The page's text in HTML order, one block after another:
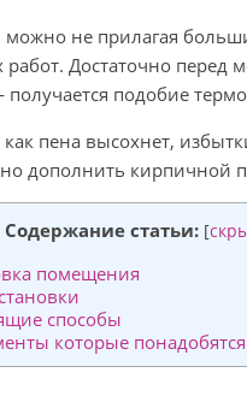
можно не прилагая
Достаточно перед
подобие
как пена высохнет,
дополнить кирпичной
Содержание статьи: [
помещения
способы
которые